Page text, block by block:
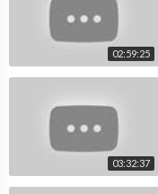
02:59:25
03:32:37